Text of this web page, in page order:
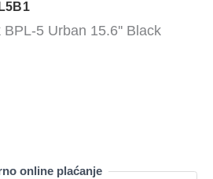
5 Urban 15.6'' Black
online plaćanje